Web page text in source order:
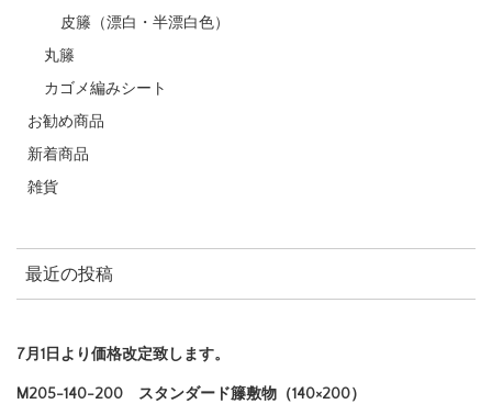
皮籐（漂白・半漂白色）
丸籐
カゴメ編みシート
お勧め商品
新着商品
雑貨
最近の投稿
7月1日より価格改定致します。
M205-140-200 スタンダード籐敷物（140×200）